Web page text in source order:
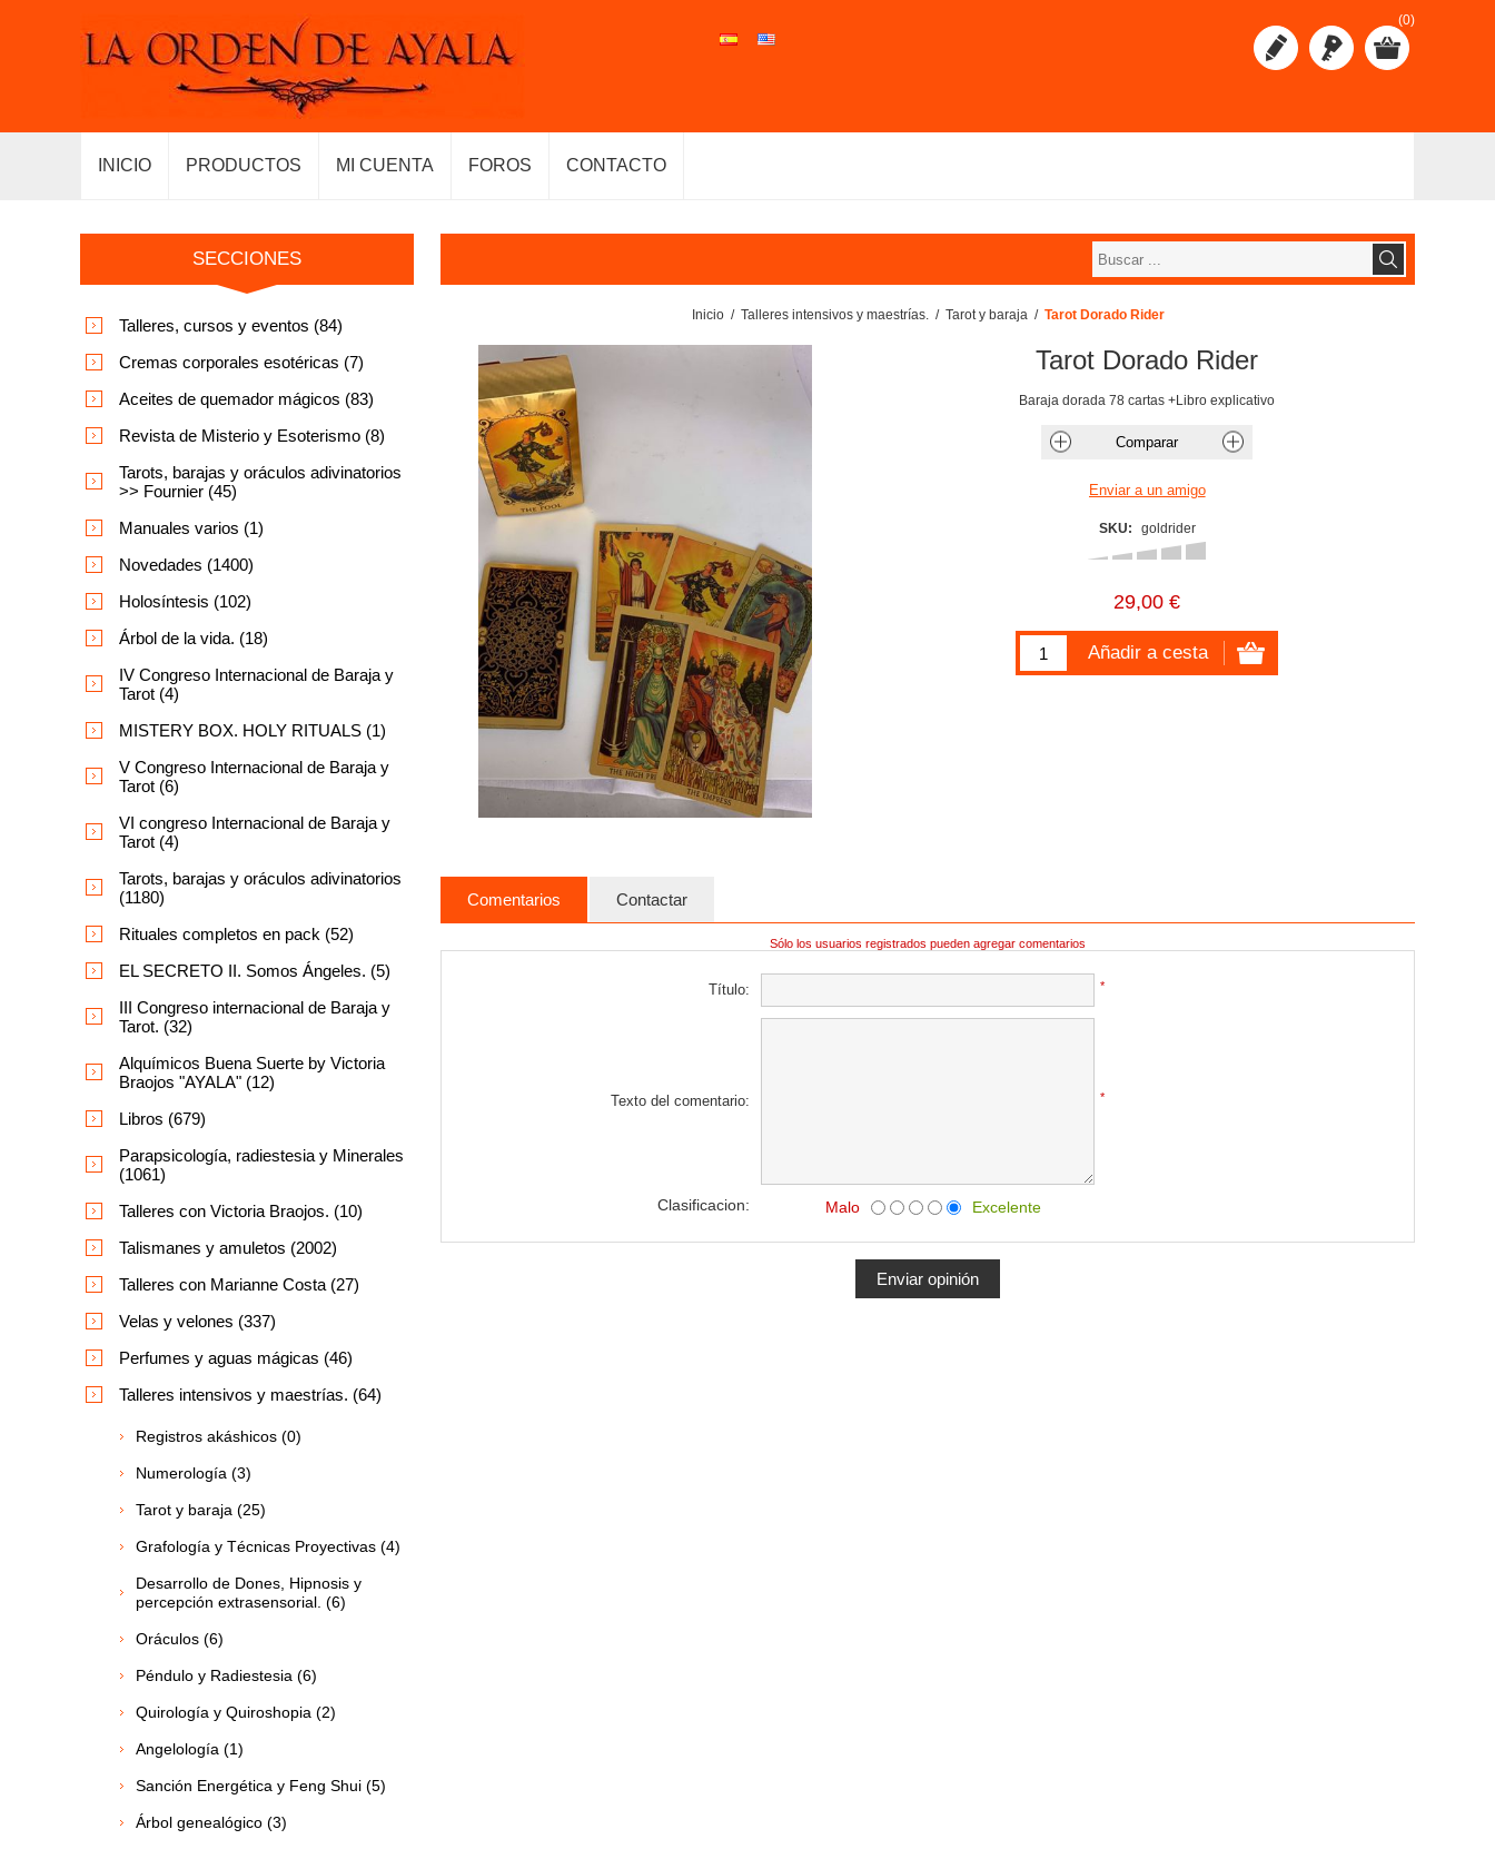
(0)
INICIO PRODUCTOS MI CUENTA FOROS CONTACTO
Inicio / Talleres intensivos y maestrías. / Tarot y baraja / Tarot Dorado Rider
Tarot Dorado Rider
Baraja dorada 78 cartas +Libro explicativo
SKU: goldrider
29,00 €
Comentarios Contactar
Sólo los usuarios registrados pueden agregar comentarios
Título: *
Texto del comentario: *
Clasificacion: Malo Excelente
SECCIONES
Talleres, cursos y eventos (84)
Cremas corporales esotéricas (7)
Aceites de quemador mágicos (83)
Revista de Misterio y Esoterismo (8)
Tarots, barajas y oráculos adivinatorios
>> Fournier (45)
Manuales varios (1)
Novedades (1400)
Holosíntesis (102)
Árbol de la vida. (18)
IV Congreso Internacional de Baraja y
Tarot (4)
MISTERY BOX. HOLY RITUALS (1)
V Congreso Internacional de Baraja y
Tarot (6)
VI congreso Internacional de Baraja y
Tarot (4)
Tarots, barajas y oráculos adivinatorios
(1180)
Rituales completos en pack (52)
EL SECRETO II. Somos Ángeles. (5)
III Congreso internacional de Baraja y
Tarot. (32)
Alquímicos Buena Suerte by Victoria
Braojos "AYALA" (12)
Libros (679)
Parapsicología, radiestesia y Minerales
(1061)
Talleres con Victoria Braojos. (10)
Talismanes y amuletos (2002)
Talleres con Marianne Costa (27)
Velas y velones (337)
Perfumes y aguas mágicas (46)
Talleres intensivos y maestrías. (64)
Registros akáshicos (0)
Numerología (3)
Tarot y baraja (25)
Grafología y Técnicas Proyectivas (4)
Desarrollo de Dones, Hipnosis y
percepción extrasensorial. (6)
Oráculos (6)
Péndulo y Radiestesia (6)
Quirología y Quiroshopia (2)
Angelología (1)
Sanción Energética y Feng Shui (5)
Árbol genealógico (3)